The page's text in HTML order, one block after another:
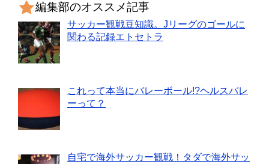
編集部のオススメ記事
サッカー観戦豆知識。Jリーグのゴールに
関わる記録エトセトラ
これって本当にバレーボール!?ヘルスバレ
ーって？
自宅で海外サッカー観戦！タダで海外サッ